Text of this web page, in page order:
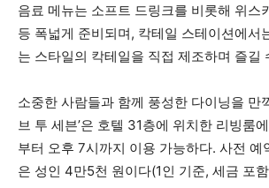
음료 메뉴는 소프트 드링크를 비롯해 위스
등 폭넓게 준비되며, 칵테일 스테이션에서
는 스타일의 칵테일을 직접 제조하며 즐길
소중한 사람들과 함께 풍성한 다이닝을 만
브 투 세븐’은 호텔 31층에 위치한 리빙룸
부터 오후 7시까지 이용 가능하다. 사전 예
은 성인 4만5천 원이다(1인 기준, 세금 포